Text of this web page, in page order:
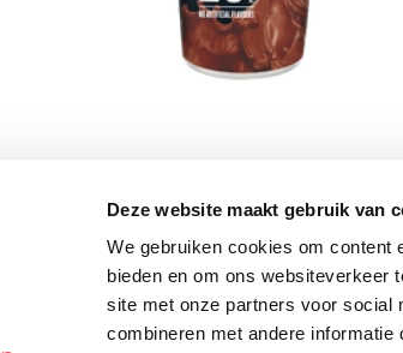
Deze website maakt gebruik van
We gebruiken cookies om content
bieden en om ons websiteverkeer
site met onze partners voor social
combineren met andere
Schrijf je in voor de